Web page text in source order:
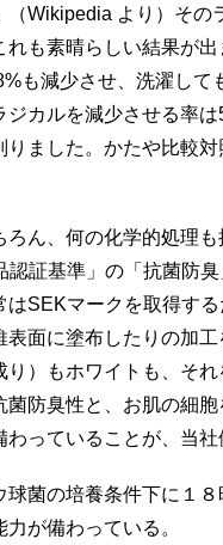
（Wikipedia より）そ
も素晴らしい結果が
も減少させ、洗濯し
ジカルを減少させる率
ました。かたや比較
ろん、何の化学的処理
認証基準」の「抗菌防
はSEKマークを取得す
面に塗布したりの加
り）もホワイトも、そ
菌防臭性と、お肌の細
っていることが、当
球菌の培養条件下に１
が備わっている。